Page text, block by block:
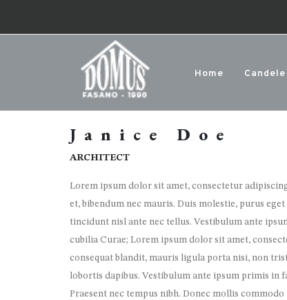
Home
Janice Doe
ARCHITECT
Lorem ipsum dolor sit amet, consectetur
et, bibendum nec mauris. Duis molestie, purus
tincidunt nisl ante nec tellus. Vestibulum ante
cubilia Curae; Lorem ipsum dolor sit amet,
consequat blandit, mauris ligula porta nisi, non
lobortis dapibus. Vestibulum ante ipsum primis in
Praesent nec tempus nibh. Donec mollis